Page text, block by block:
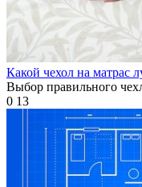
Какой чехол на матрас
Выбор правильного
0 13